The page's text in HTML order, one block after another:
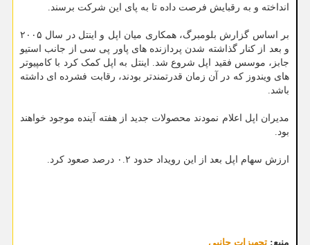
انداخته و به رقبایش فرصت داده تا به پای این شرکت برسند.
بر اساس گزارش بلومبرگ، همکاری میان اپل و اینتل در سال ۲۰۰۵
و بعد از کنار گذاشته شدن پردازنده های پاور پی سی از جانب استیو
جابز، موسس فقید اپل شروع شد. اینتل به اپل کمک کرد با کامپیوتر
های ویندوز که در آن زمان قدرتمندتر بودند، رقابت فشرده ای داشته
باشد.
مدیران اپل اعلام نمودند محصولات جدید از هفته آینده موجود خواهند
بود.
ارزش سهام اپل بعد از این رویداد حدود ۰.۲ درصد صعود کرد.
منبع: تجهیزات جانبی